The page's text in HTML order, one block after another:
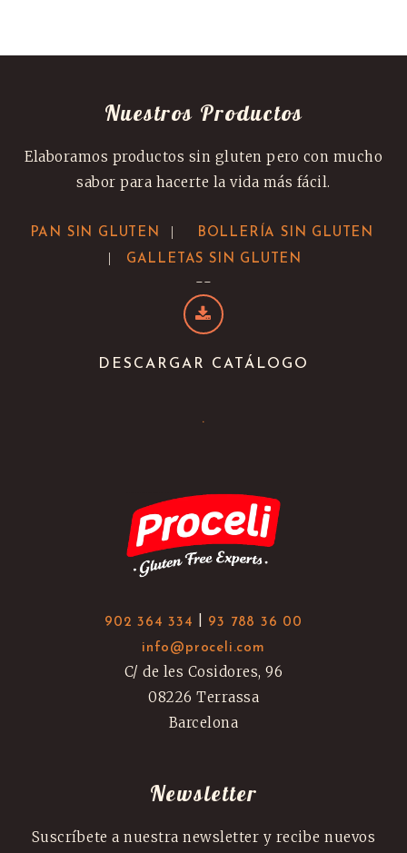
Nuestros Productos
Elaboramos productos sin gluten pero con mucho
sabor para hacerte la vida más fácil.
PAN SIN GLUTEN | BOLLERÍA SIN GLUTEN
| GALLETAS SIN GLUTEN
--
DESCARGAR CATÁLOGO
.
902 364 334
93 788 36 00
info@proceli.com
C/ de les Cosidores, 96
08226 Terrassa
Barcelona
Newsletter
Suscríbete a nuestra newsletter y recibe nuevos